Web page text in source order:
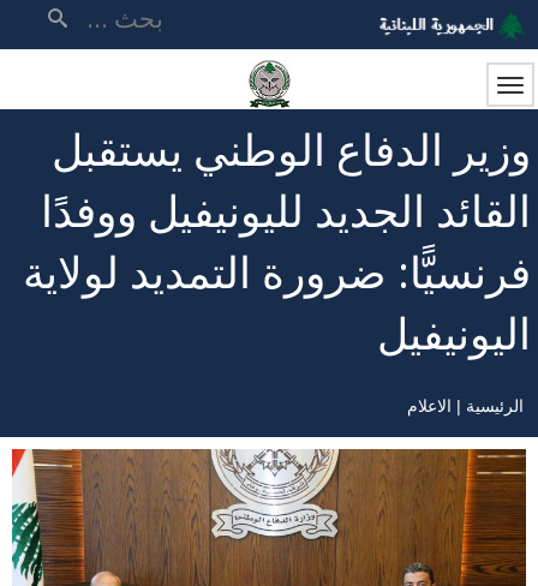
تجاوز
إلى
المحتوى
الرئيسي
وزير الدفاع الوطني يستقبل
القائد الجديد لليونيفيل ووفدًا
فرنسيًّا: ضرورة التمديد لولاية
اليونيفيل
مسار
التنقل
الرئيسية الاعلام